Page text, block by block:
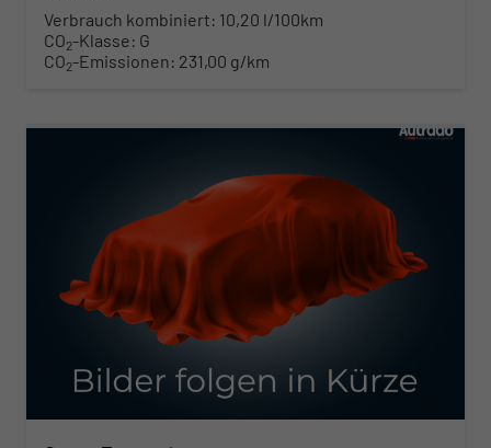
Verbrauch kombiniert: 10,20 l/100km
CO2-Klasse: G
CO2-Emissionen: 231,00 g/km